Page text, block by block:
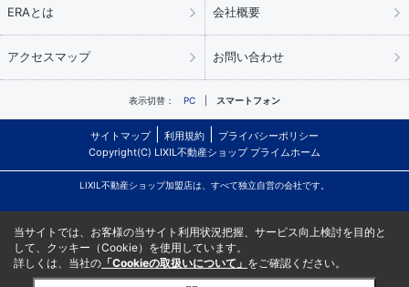
ERAとは 会社概要
アクセスマップ お問い合わせ
表示切替： PC スマートフォン
サイトマップ 利用規約
プライバシーポリシー
Copyright(C) LIXIL不動産ショップ プライムホーム
LIXIL不動産ショップ加盟店は、すべて独立自営の会社です。
当サイトでは、お客様の当サイト利用状況把握、サービス向上検討を目的と
して、クッキー（Cookie）を使用しています。
詳しくは、当社の 「Cookieの取扱いについて」 をご確認ください。